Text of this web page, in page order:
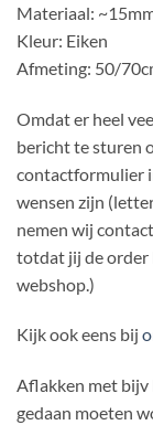
Materiaal:
Kleur: Eiken
Afmeting: 50/
Omdat er heel
bericht te sturen
contactformulier
wensen zijn
nemen wij
totdat jij de order
webshop.)
Kijk ook eens bij
Aflakken met bijv
gedaan moeten